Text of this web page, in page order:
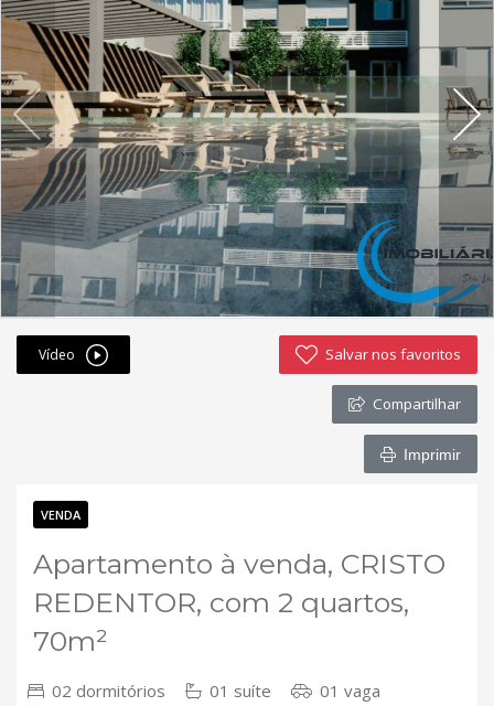
Fichas cadastrais
Financiamento
Hotsites
Política de privacidade
Postagens
Simulador de financiamento
whatsapp
ANUCIE SEU IMOVEL CONOSCO
Contato
Vídeo Salvar nos favoritos
Compartilhar
Imprimir
VENDA
Apartamento à venda, CRISTO
REDENTOR, com 2 quartos,
70m²
02 dormitórios 01 suíte
01 vaga